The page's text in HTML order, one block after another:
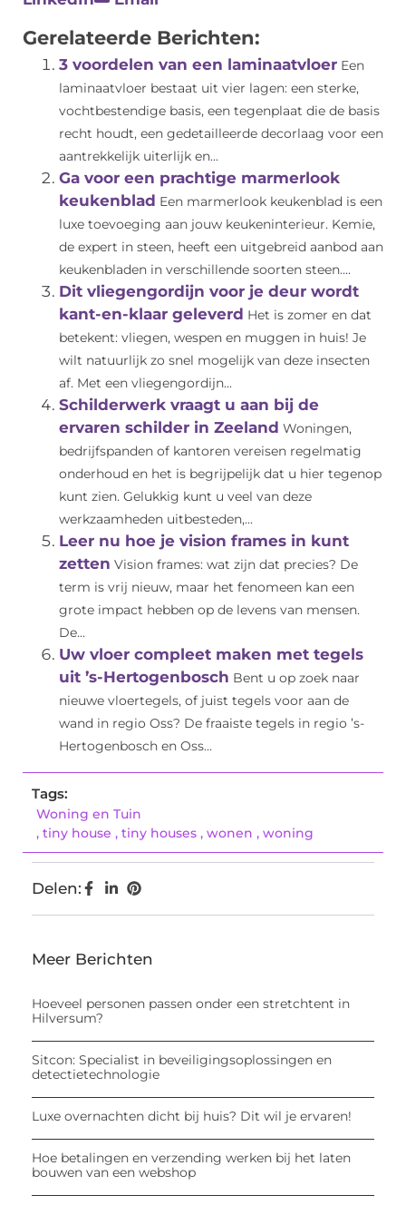
Gerelateerde Berichten:
3 voordelen van een laminaatvloer Een
laminaatvloer bestaat uit vier lagen: een sterke,
vochtbestendige basis, een tegenplaat die de basis
recht houdt, een gedetailleerde decorlaag voor een
aantrekkelijk uiterlijk en...
Ga voor een prachtige marmerlook
keukenblad Een marmerlook keukenblad is een
luxe toevoeging aan jouw keukeninterieur. Kemie,
de expert in steen, heeft een uitgebreid aanbod aan
keukenbladen in verschillende soorten steen....
Dit vliegengordijn voor je deur wordt
kant-en-klaar geleverd Het is zomer en dat
betekent: vliegen, wespen en muggen in huis! Je
wilt natuurlijk zo snel mogelijk van deze insecten
af. Met een vliegengordijn...
Schilderwerk vraagt u aan bij de
ervaren schilder in Zeeland Woningen,
bedrijfspanden of kantoren vereisen regelmatig
onderhoud en het is begrijpelijk dat u hier tegenop
kunt zien. Gelukkig kunt u veel van deze
werkzaamheden uitbesteden,...
Leer nu hoe je vision frames in kunt
zetten Vision frames: wat zijn dat precies? De
term is vrij nieuw, maar het fenomeen kan een
grote impact hebben op de levens van mensen.
De...
Uw vloer compleet maken met tegels
uit ’s-Hertogenbosch Bent u op zoek naar
nieuwe vloertegels, of juist tegels voor aan de
wand in regio Oss? De fraaiste tegels in regio ’s-
Hertogenbosch en Oss...
Tags:
Woning en Tuin
, tiny house , tiny houses , wonen , woning
Delen:
Meer Berichten
Hoeveel personen passen onder een stretchtent in
Hilversum?
Sitcon: Specialist in beveiligingsoplossingen en
detectietechnologie
Luxe overnachten dicht bij huis? Dit wil je ervaren!
Hoe betalingen en verzending werken bij het laten
bouwen van een webshop